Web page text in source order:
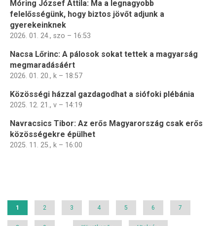
Móring József Attila: Ma a legnagyobb
felelősségünk, hogy biztos jövőt adjunk a
gyerekeinknek
2026. 01. 24., szo – 16:53
Nacsa Lőrinc: A pálosok sokat tettek a magyarság
megmaradásáért
2026. 01. 20., k – 18:57
Közösségi házzal gazdagodhat a siófoki plébánia
2025. 12. 21., v – 14:19
Navracsics Tibor: Az erős Magyarország csak erős
közösségekre épülhet
2025. 11. 25., k – 16:00
Jelenlegi
1 Page
2 Page
3 Page
4 Page
5 Page
6 Page
7